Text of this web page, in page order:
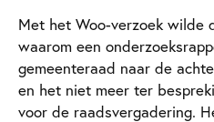
Met het Woo-verzoek wilde
waarom een
gemeenteraad naar de
en het niet meer ter
voor de raadsvergadering.